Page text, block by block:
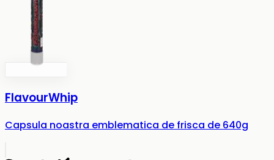
FlavourWhip
Capsula noastra emblematica de frisca de 640g